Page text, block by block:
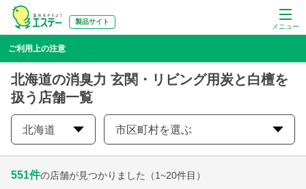
メニュー
製品サイト
ご利用上の注意
北海道の消臭力 玄関・リビング用炭と白檀を
扱う店舗一覧
北海道 市区町村を選ぶ
551件の店舗が見つかりました （1~20件目）